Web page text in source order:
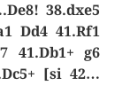
38.dxe5
Dd4 41.Rf1
41.Db1+ g6
[si 42…